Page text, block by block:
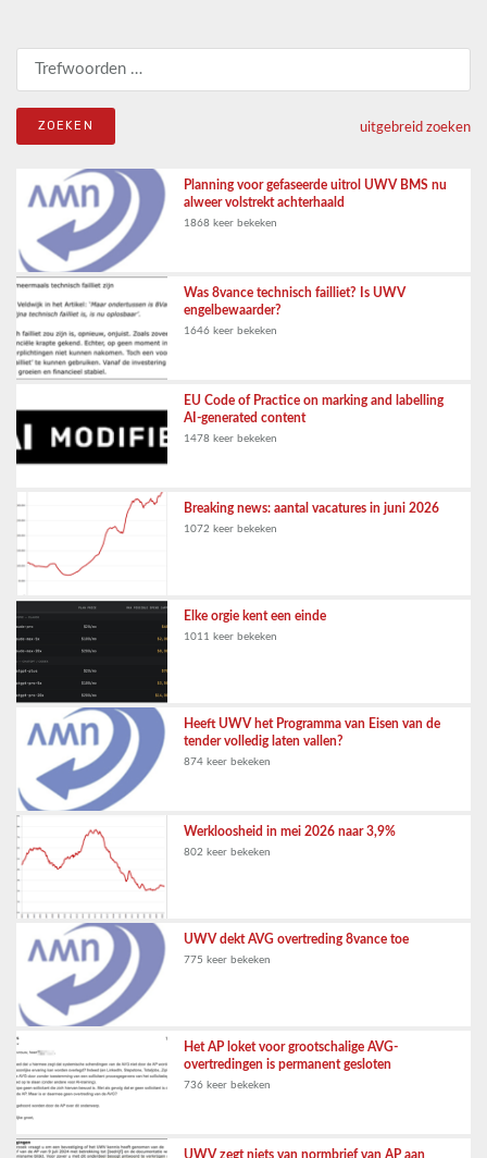
uitgebreid zoeken
Planning voor gefaseerde uitrol UWV BMS nu
alweer volstrekt achterhaald
1868 keer bekeken
Was 8vance technisch failliet? Is UWV
engelbewaarder?
1646 keer bekeken
EU Code of Practice on marking and labelling
AI-generated content
1478 keer bekeken
Breaking news: aantal vacatures in juni 2026
1072 keer bekeken
Elke orgie kent een einde
1011 keer bekeken
Heeft UWV het Programma van Eisen van de
tender volledig laten vallen?
874 keer bekeken
Werkloosheid in mei 2026 naar 3,9%
802 keer bekeken
UWV dekt AVG overtreding 8vance toe
775 keer bekeken
Het AP loket voor grootschalige AVG-
overtredingen is permanent gesloten
736 keer bekeken
UWV zegt niets van normbrief van AP aan